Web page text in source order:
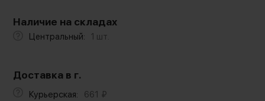
Наличие на складах
Центральный: 1 шт.
Доставка в г.
Курьерская: 661 ₽